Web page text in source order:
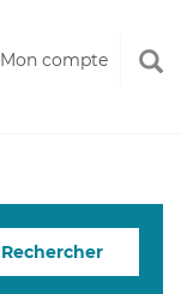
Mon compte
Rechercher